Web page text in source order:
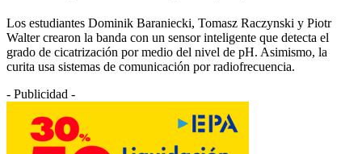
Los estudiantes Dominik Baraniecki, Tomasz Raczynski y Piotr
Walter crearon la banda con un sensor inteligente que detecta el
grado de cicatrización por medio del nivel de pH. Asimismo, la
curita usa sistemas de comunicación por radiofrecuencia.
- Publicidad -